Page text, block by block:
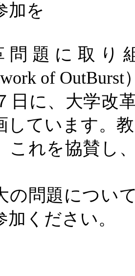
加を
問題に取り
of OutBurst
日に、大学改
しています。教
これを協賛し
の問題につい
ください。